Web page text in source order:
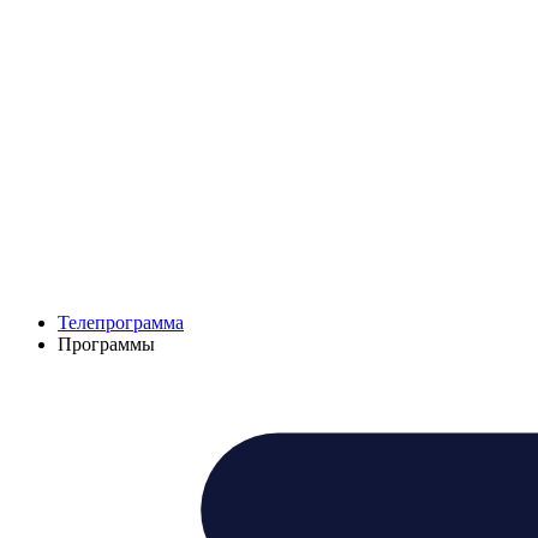
Телепрограмма
Программы